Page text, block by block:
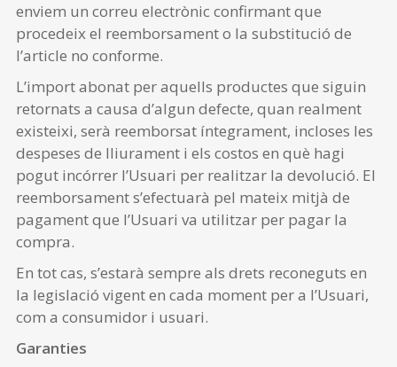
enviem un correu electrònic confirmant que
procedeix el reemborsament o la substitució de
l’article no conforme.
L’import abonat per aquells productes que siguin
retornats a causa d’algun defecte, quan realment
existeixi, serà reemborsat íntegrament, incloses les
despeses de lliurament i els costos en què hagi
pogut incórrer l’Usuari per realitzar la devolució. El
reemborsament s’efectuarà pel mateix mitjà de
pagament que l’Usuari va utilitzar per pagar la
compra.
En tot cas, s’estarà sempre als drets reconeguts en
la legislació vigent en cada moment per a l’Usuari,
com a consumidor i usuari.
Garanties